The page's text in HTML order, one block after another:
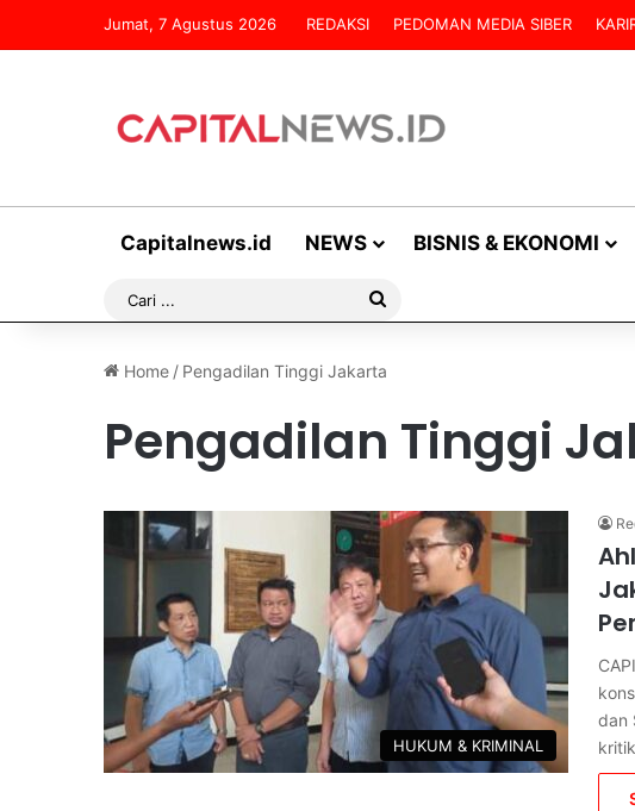
Jumat, 7 Agustus 2026 REDAKSI PEDOMAN MEDIA SIBER
Capitalnews.id NEWS BISNIS & EKONOMI
Cari
Home / Pengadilan Tinggi Jakarta
Pengadilan Tinggi
HUKUM & KRIMINAL
dan